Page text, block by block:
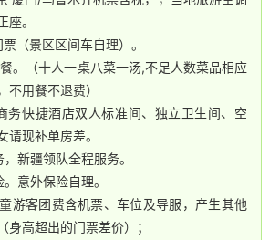
座。
（景区区间车自理）。
。（十人一桌八菜一汤,不足人数菜品相应
不用餐不退费）
务快捷酒店双人标准间、独立卫生间、空
请现补单房差。
新疆领队全程服务。
意外保险自理。
游客团费含机票、车位及导服，产生其他
身高超出的门票差价）；